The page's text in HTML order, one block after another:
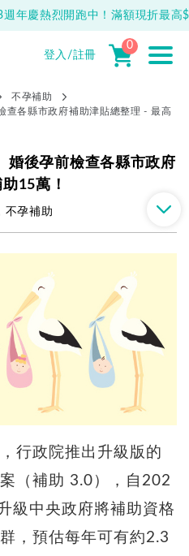
會員最高獲 150元抵用券
登入/註冊
0
不孕補助
查各縣市政府補助津貼總整理 - 最高
婚後孕前檢查各縣市政府
15萬！
不孕補助
行政院推出升級版的
（補助 3.0），自202
級中央政府將補助資格
，預估每年可有約2.3